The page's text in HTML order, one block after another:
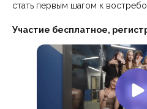
стать первым шагом к
Участие бесплатное,